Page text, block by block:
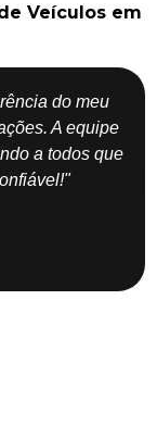
Veículos em
do meu
A equipe
a todos que